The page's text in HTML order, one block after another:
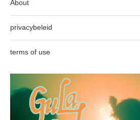
About
privacybeleid
terms of use